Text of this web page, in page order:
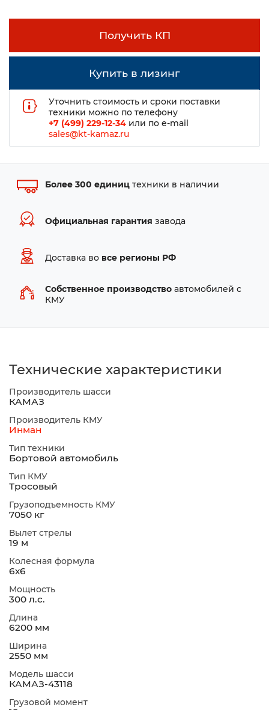
Получить КП
Купить в лизинг
Уточнить стоимость и сроки поставки
техники можно по телефону
+7 (499) 229-12-34 или по e-mail
sales@kt-kamaz.ru
Более 300 единиц техники в наличии
Официальная гарантия завода
Доставка во все регионы РФ
Собственное производство автомобилей с
КМУ
Технические характеристики
Производитель шасси
КАМАЗ
Производитель КМУ
Инман
Тип техники
Бортовой автомобиль
Тип КМУ
Тросовый
Грузоподъемность КМУ
7050 кг
Вылет стрелы
19 м
Колесная формула
6х6
Мощность
300 л.с.
Длина
6200 мм
Ширина
2550 мм
Модель шасси
КАМАЗ-43118
Грузовой момент